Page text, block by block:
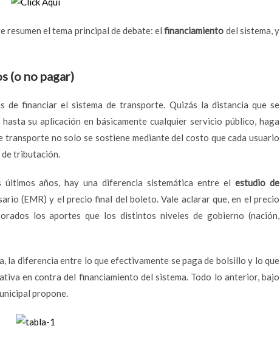
resumen el tema principal de debate: elfinanciamiento del sistema, y
(o no pagar)
de financiar el sistema de transporte. Quizás la distancia que se
su aplicación en básicamente cualquier servicio público, haga
transporte no solo se sostiene mediante del costo que cada usuario
de tributación.
años, hay una diferencia sistemática entre elestudio de
(EMR) y el precio final del boleto. Vale aclarar que, en el precio
los aportes que los distintos niveles de gobierno (nación,
la diferencia entre lo que efectivamente se paga de bolsillo y lo que
en contra del financiamiento del sistema. Todo lo anterior, bajo
propone.